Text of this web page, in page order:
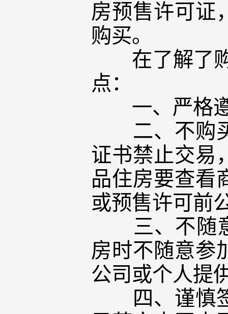
房预售许可证
购买。
在了解了购
点：
一、严格遵
二、不购买
证书禁止交易
品住房要查看
或预售许可前
三、不随意
房时不随意参
公司或个人提
四、谨慎签